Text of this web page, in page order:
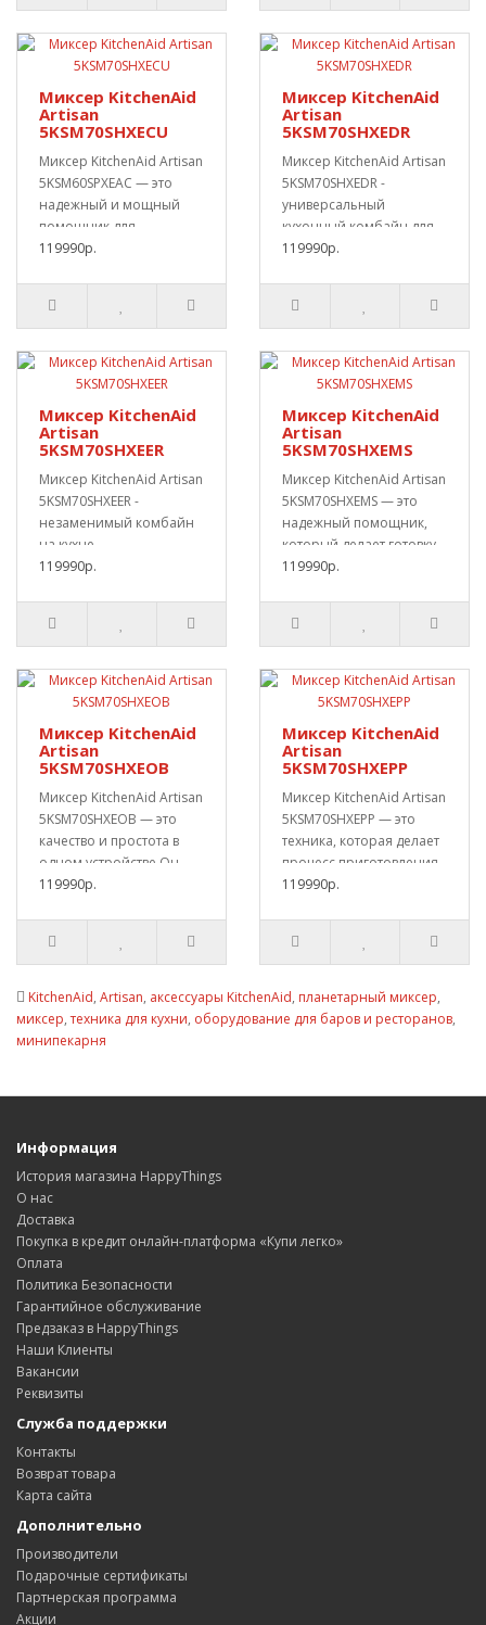
Миксер KitchenAid
Artisan
5KSM70SHXECU
Миксер KitchenAid Artisan
5KSM60SPXEAC — это
надежный и мощный
помощник для
домашней
119990р.
Миксер KitchenAid
Artisan
5KSM70SHXEDR
Миксер KitchenAid Artisan
5KSM70SHXEDR -
универсальный
кухонный комбайн для
специалиста любого
119990р.
Миксер KitchenAid
Artisan
5KSM70SHXEER
Миксер KitchenAid Artisan
5KSM70SHXEER -
незаменимый комбайн
на кухне
кондитера.Мощный
119990р.
Миксер KitchenAid
Artisan
5KSM70SHXEMS
Миксер KitchenAid Artisan
5KSM70SHXEMS — это
надежный помощник,
который делает готовку
проще и прият..
119990р.
Миксер KitchenAid
Artisan
5KSM70SHXEOB
Миксер KitchenAid Artisan
5KSM70SHXEOB — это
качество и простота в
одном устройстве.Он
поможет вам л..
119990р.
Миксер KitchenAid
Artisan
5KSM70SHXEPP
Миксер KitchenAid Artisan
5KSM70SHXEPP — это
техника, которая делает
процесс приготовления
простым и..
119990р.
KitchenAid, Artisan, аксессуары KitchenAid, планетарный миксер,
миксер,техника для кухни, оборудование для баров и ресторанов,
минипекарня
Информация
История магазина HappyThings
О нас
Доставка
Покупка в кредит онлайн-платформа «Купи легко»
Оплата
Политика Безопасности
Гарантийное обслуживание
Предзаказ в HappyThings
Наши Клиенты
Вакансии
Реквизиты
Служба поддержки
Контакты
Возврат товара
Карта сайта
Дополнительно
Производители
Подарочные сертификаты
Партнерская программа
Акции